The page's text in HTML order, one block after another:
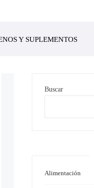
Y SUPLEMENTOS
Buscar
Alimentación